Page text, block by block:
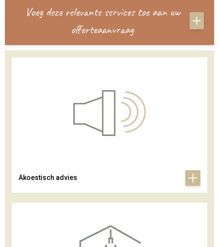
Voeg deze relevante services toe aan uw
offerteaanvraag
Akoestisch advies